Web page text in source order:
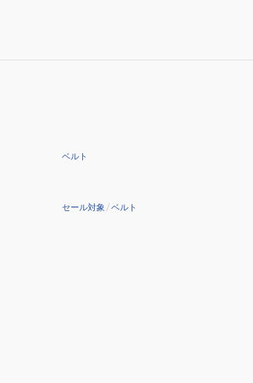
ベルト
セール対象 /ベルト